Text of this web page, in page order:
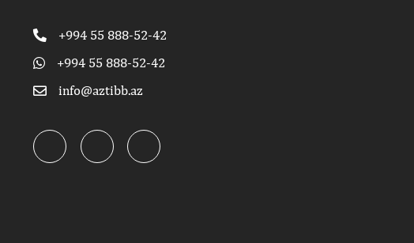
+994 55 888-52-42
+994 55 888-52-42
info@aztibb.az